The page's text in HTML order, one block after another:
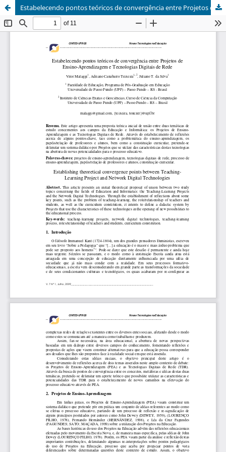
Estabelecendo pontos teóricos de convergência entre Projetos de Ensino-Aprendizagem e Tecnologias Digitais de Rede